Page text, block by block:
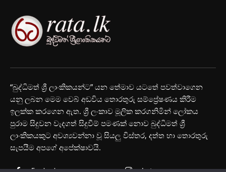
“බුද්ධිමත් ශ්‍රී ලාංකිකයන්ට” යන තේමාව යටතේ පවත්වාගෙන
යනු ලබන මෙම වෙබ් අඩවිය තොරතුරු සම්ප්‍රේෂණය කිරීම
ඉලක්ක කරගෙන ඇත. ශ්‍රී ලංකාව මූලික කරගනිමින් ලෝකය
පුරාම සිදුවන වැදගත් සිදුවීම් පමණක් නොව බුද්ධිමත් ශ්‍රී
ලාංකිකයකුට අවශ්‍යවන්නා වූ සියලු විස්තර, දත්ත හා තොරතුරු
සැපයීම අපගේ අපේක්ෂාවයි.